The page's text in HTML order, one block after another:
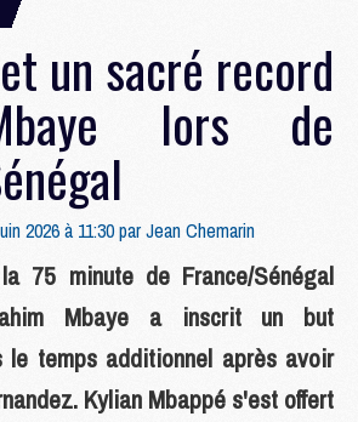
un sacré record
lors de
2026 à 11:30 parJean Chemarin
75 minute de France/Sénégal
Mbaye a inscrit un but
le temps additionnel après avoir
Kylian Mbappé s'est offert